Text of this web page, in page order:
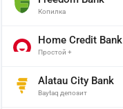
Копилка
Home Credit Bank
Простой +
Alatau City Bank
Baytaq депозит